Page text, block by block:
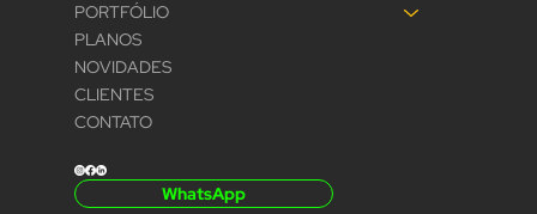
PORTFÓLIO
PLANOS
NOVIDADES
CLIENTES
CONTATO
WhatsApp